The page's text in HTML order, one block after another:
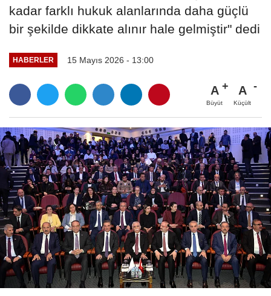
kadar farklı hukuk alanlarında daha güçlü
bir şekilde dikkate alınır hale gelmiştir" dedi
HABERLER 15 Mayıs 2026 - 13:00
A
Büyüt
A
Küçült